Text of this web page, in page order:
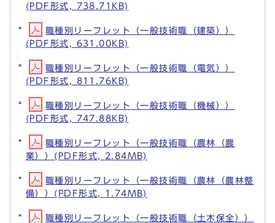
(PDF形式, 738.71KB)
職種別リーフレット（一般技術職（建築））
(PDF形式, 631.00KB)
職種別リーフレット（一般技術職（電気））
(PDF形式, 811.76KB)
職種別リーフレット（一般技術職（機械））
(PDF形式, 747.88KB)
職種別リーフレット（一般技術職（農林（農
業））(PDF形式, 2.84MB)
職種別リーフレット（一般技術職（農林（農林整
備））(PDF形式, 1.74MB)
職種別リーフレット（一般技術職（土木保全））